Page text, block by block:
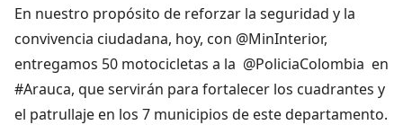
En nuestro propósito de reforzar la seguridad y la
convivencia ciudadana, hoy, con @MinInterior,
entregamos 50 motocicletas a la @PoliciaColombia en
#Arauca, que servirán para fortalecer los cuadrantes y
el patrullaje en los 7 municipios de este departamento.